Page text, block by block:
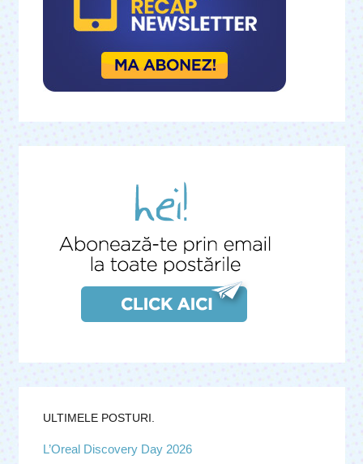
ULTIMELE POSTURI.
L’Oreal Discovery Day 2026